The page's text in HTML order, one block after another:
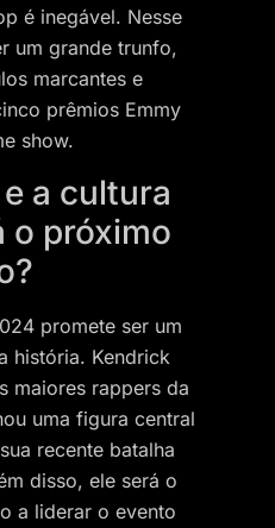
é inegável. Nesse
um grande trunfo,
marcantes e
prêmios Emmy
show.
a cultura
o próximo
promete ser um
história. Kendrick
maiores rappers da
uma figura central
recente batalha
disso, ele será o
a liderar o evento